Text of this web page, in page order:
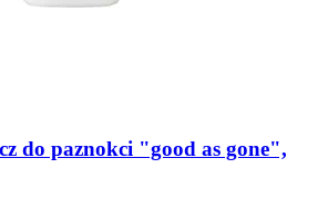
do paznokci "good as gone",